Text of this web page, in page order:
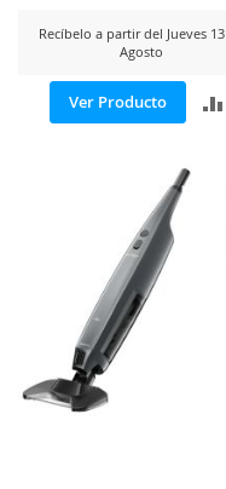
Recíbelo a partir del Jueves
Agosto
Ver Producto